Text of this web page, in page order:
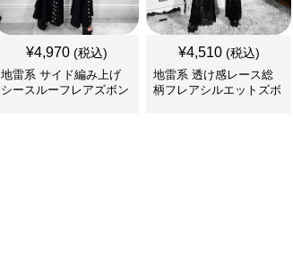
¥4,970 (税込)
地雷系 サイド編み上げ
シースルーフレアズボン
¥4,510 (税込)
地雷系 透け感レース総
柄フレアシルエットズボ